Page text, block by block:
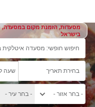
מסעדות, הזמנת מקום במסעדה,
בישראל